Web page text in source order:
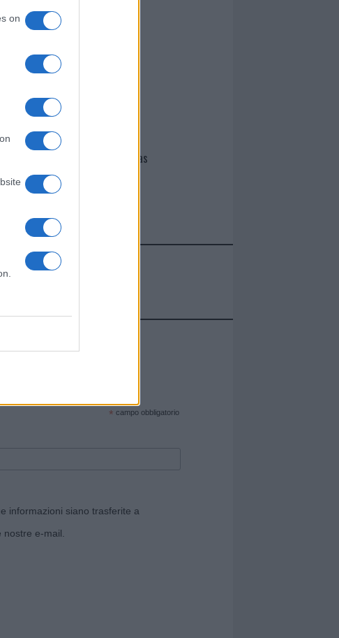
on
I nostri cari
Giovannimaria Cabras
sul sito web!
* campo obbligatorio
informazioni siano trasferite a
e-mail.